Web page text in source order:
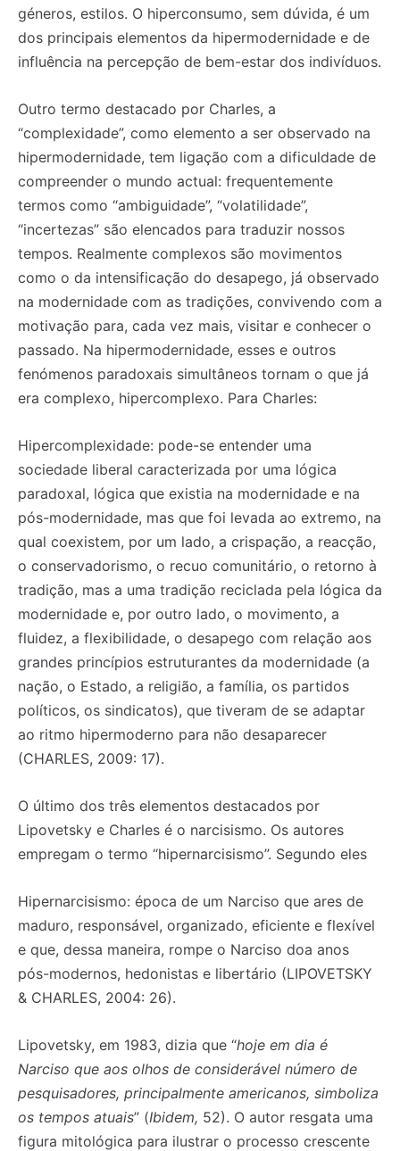
géneros, estilos. O hiperconsumo, sem dúvida, é um
dos principais elementos da hipermodernidade e de
influência na percepção de bem-estar dos indivíduos.
Outro termo destacado por Charles, a
“complexidade”, como elemento a ser observado na
hipermodernidade, tem ligação com a dificuldade de
compreender o mundo actual: frequentemente
termos como “ambiguidade”, “volatilidade”,
“incertezas” são elencados para traduzir nossos
tempos. Realmente complexos são movimentos
como o da intensificação do desapego, já observado
na modernidade com as tradições, convivendo com a
motivação para, cada vez mais, visitar e conhecer o
passado. Na hipermodernidade, esses e outros
fenómenos paradoxais simultâneos tornam o que já
era complexo, hipercomplexo. Para Charles:
Hipercomplexidade: pode-se entender uma
sociedade liberal caracterizada por uma lógica
paradoxal, lógica que existia na modernidade e na
pós-modernidade, mas que foi levada ao extremo, na
qual coexistem, por um lado, a crispação, a reacção,
o conservadorismo, o recuo comunitário, o retorno à
tradição, mas a uma tradição reciclada pela lógica da
modernidade e, por outro lado, o movimento, a
fluidez, a flexibilidade, o desapego com relação aos
grandes princípios estruturantes da modernidade (a
nação, o Estado, a religião, a família, os partidos
políticos, os sindicatos), que tiveram de se adaptar
ao ritmo hipermoderno para não desaparecer
(CHARLES, 2009: 17).
O último dos três elementos destacados por
Lipovetsky e Charles é o narcisismo. Os autores
empregam o termo “hipernarcisismo”. Segundo eles
Hipernarcisismo: época de um Narciso que ares de
maduro, responsável, organizado, eficiente e flexível
e que, dessa maneira, rompe o Narciso doa anos
pós-modernos, hedonistas e libertário (LIPOVETSKY
& CHARLES, 2004: 26).
Lipovetsky, em 1983, dizia que “hoje em dia é
Narciso que aos olhos de considerável número de
pesquisadores, principalmente americanos, simboliza
os tempos atuais” (Ibidem, 52). O autor resgata uma
figura mitológica para ilustrar o processo crescente